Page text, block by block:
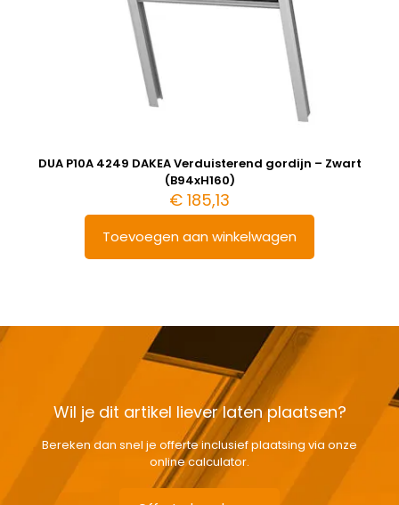
DUA P10A 4249 DAKEA Verduisterend gordijn – Zwart
(B94xH160)
€ 185,13
Toevoegen aan winkelwagen
Wil je dit artikel liever laten plaatsen?
Bereken dan snel je offerte inclusief plaatsing via onze
online calculator.